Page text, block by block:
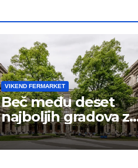
VIKEND FERMARKET
Beč među deset
najboljih gradova za
studiranje